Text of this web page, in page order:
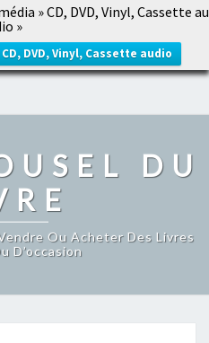
» CD, DVD, Vinyl, Cassette au
»
DVD, Vinyl, Cassette audio
DU
Ou Acheter Des Livres
D’occasion